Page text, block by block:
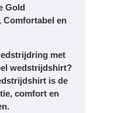
Gold
en
met
wedstrijdshirt?
is de
comfort en